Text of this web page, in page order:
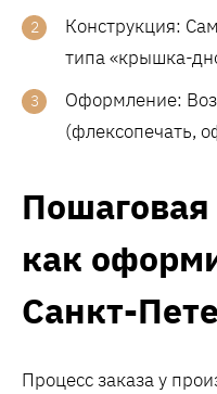
Конструкция:
типа «крышка-
Оформление:
(флексопечать,
как
Санкт-
Процесс заказа у